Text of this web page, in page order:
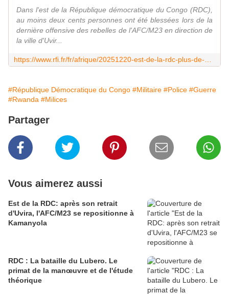
Dans l'est de la République démocratique du Congo (RDC),
au moins deux cents personnes ont été blessées lors de la
dernière offensive des rebelles de l'AFC/M23 en direction de
la ville d'Uvir...
#République Démocratique du Congo #Militaire #Police #Guerre
#Rwanda #Milices
Partager
Vous aimerez aussi
Est de la RDC: après son retrait
d'Uvira, l'AFC/M23 se repositionne à
Kamanyola
RDC : La bataille du Lubero. Le
primat de la manœuvre et de l'étude
théorique